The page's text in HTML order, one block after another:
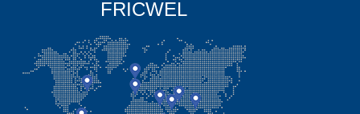
FRICWEL